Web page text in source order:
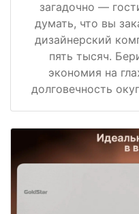
загадочно —
думать, что вы
дизайнерский
пять тысяч.
экономия на
долговечность